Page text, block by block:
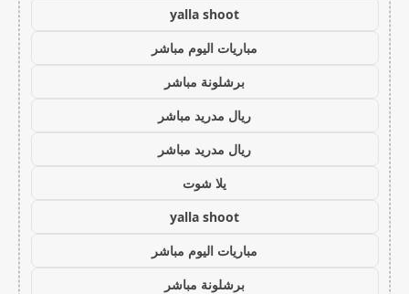
yalla shoot
مباريات اليوم مباشر
برشلونة مباشر
ريال مدريد مباشر
ريال مدريد مباشر
يلا شوت
yalla shoot
مباريات اليوم مباشر
برشلونة مباشر